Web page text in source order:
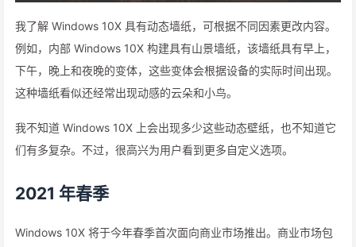
我了解 Windows 10X 具有动态墙纸，可根据不同因素更改内容。
例如，内部 Windows 10X 构建具有山景墙纸，该墙纸具有早上，
下午，晚上和夜晚的变体，这些变体会根据设备的实际时间出现。
这种墙纸看似还经常出现动感的云朵和小鸟。
我不知道 Windows 10X 上会出现多少这些动态壁纸，也不知道它
们有多复杂。不过，很高兴为用户看到更多自定义选项。
2021 年春季
Windows 10X 将于今年春季首次面向商业市场推出。商业市场包